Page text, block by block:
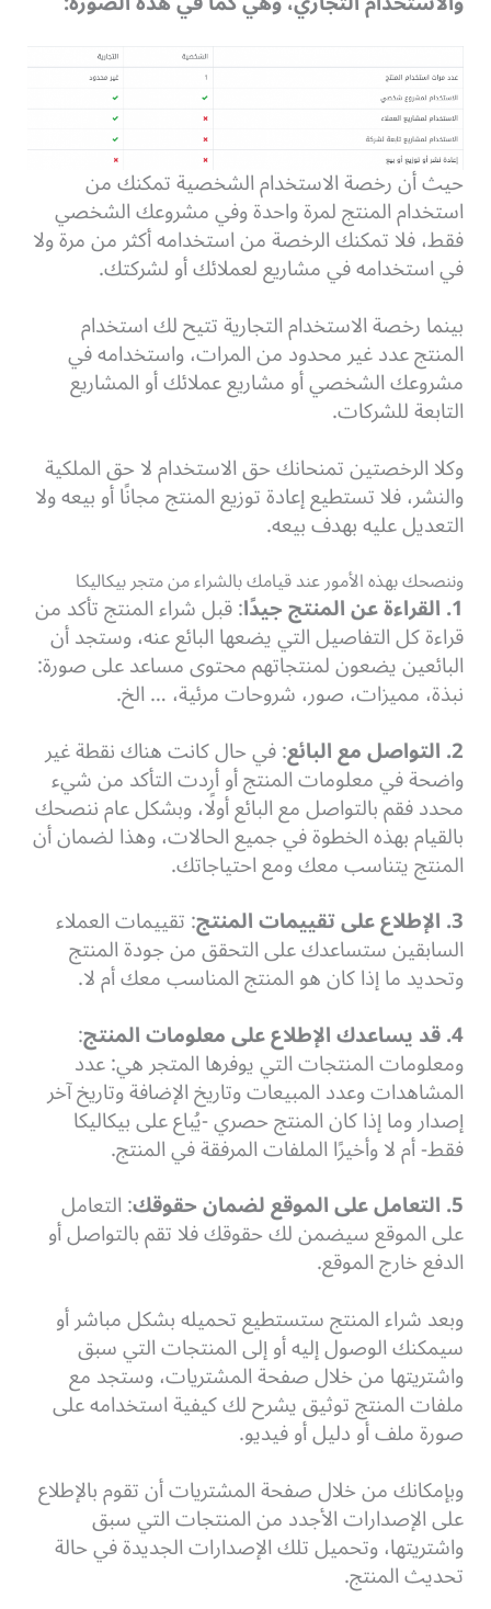
حيث أن رخصة الاستخدام الشخصية تمكنك من
استخدام المنتج لمرة واحدة وفي مشروعك الشخصي
فقط، فلا تمكنك الرخصة من استخدامه أكثر من مرة ولا
في استخدامه في مشاريع لعملائك أو لشركتك.
بينما رخصة الاستخدام التجارية تتيح لك استخدام
المنتج عدد غير محدود من المرات، واستخدامه في
مشروعك الشخصي أو مشاريع عملائك أو المشاريع
التابعة للشركات.
وكلا الرخصتين تمنحانك حق الاستخدام لا حق الملكية
والنشر، فلا تستطيع إعادة توزيع المنتج مجانًا أو بيعه ولا
التعديل عليه بهدف بيعه.
وننصحك بهذه الأمور عند قيامك بالشراء من متجر بيكاليكا
1. القراءة عن المنتج جيدًا : قبل شراء المنتج تأكد من
قراءة كل التفاصيل التي يضعها البائع عنه، وستجد أن
البائعين يضعون لمنتجاتهم محتوى مساعد على صورة:
نبذة، مميزات، صور، شروحات مرئية، … الخ.
2. التواصل مع البائع
: في حال كانت هناك نقطة غير
واضحة في معلومات المنتج أو أردت التأكد من شيء
محدد فقم بالتواصل مع البائع أولًا، وبشكل عام ننصحك
بالقيام بهذه الخطوة في جميع الحالات، وهذا لضمان أن
المنتج يتناسب معك ومع احتياجاتك.
3. الإطلاع على تقييمات المنتج
: تقييمات العملاء
السابقين ستساعدك على التحقق من جودة المنتج
وتحديد ما إذا كان هو المنتج المناسب معك أم لا.
4. قد يساعدك الإطلاع على معلومات المنتج
:
ومعلومات المنتجات التي يوفرها المتجر هي: عدد
المشاهدات وعدد المبيعات وتاريخ الإضافة وتاريخ آخر
إصدار وما إذا كان المنتج حصري -يُباع على بيكاليكا
فقط- أم لا وأخيرًا الملفات المرفقة في المنتج.
5. التعامل على الموقع لضمان حقوقك
: التعامل
على الموقع سيضمن لك حقوقك فلا تقم بالتواصل أو
الدفع خارج الموقع.
وبعد شراء المنتج ستستطيع تحميله بشكل مباشر أو
سيمكنك الوصول إليه أو إلى المنتجات التي سبق
واشتريتها من خلال صفحة المشتريات، وستجد مع
ملفات المنتج توثيق يشرح لك كيفية استخدامه على
صورة ملف أو دليل أو فيديو.
وبإمكانك من خلال صفحة المشتريات أن تقوم بالإطلاع
على الإصدارات الأجدد من المنتجات التي سبق
واشتريتها، وتحميل تلك الإصدارات الجديدة في حالة
تحديث المنتج.